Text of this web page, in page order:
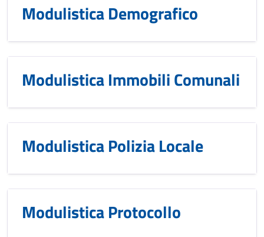
Modulistica Demografico
Modulistica Immobili Comunali
Modulistica Polizia Locale
Modulistica Protocollo